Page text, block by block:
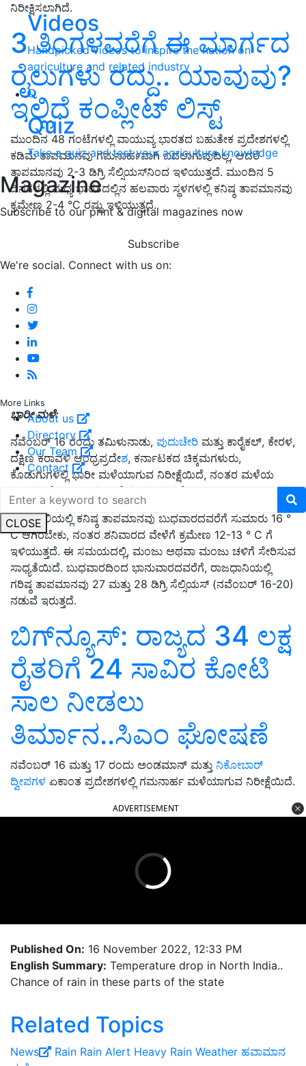
Videos
Handpicked videos to inspire the nation on
agriculture and related industry
Quiz
Take a quiz and test your agriculture knowledge
Magazine
Subscribe to our print & digital magazines now
Subscribe
We're social. Connect with us on:
More Links
About us
Directory
Our Team
Contact
CLOSE
ನಿರೀಕ್ಷಿಸಲಾಗಿದೆ.
3 ತಿಂಗಳವರೆಗೆ ಈ ಮಾರ್ಗದ
ರೈಲುಗಳು ರದ್ದು.. ಯಾವುವು?
ಇಲ್ಲಿದೆ ಕಂಪ್ಲೀಟ್‌ ಲಿಸ್ಟ್‌
ಮುಂದಿನ 48 ಗಂಟೆಗಳಲ್ಲಿ ವಾಯುವ್ಯ ಭಾರತದ ಬಹುತೇಕ ಪ್ರದೇಶಗಳಲ್ಲಿ
ಕಡಿಮೆ ತಾಪಮಾನವು ಗಮನಾರ್ಹವಾಗಿ ಬದಲಾಗುವುದಿಲ್ಲ, ಆದರೆ
ತಾಪಮಾನವು 2-3 ಡಿಗ್ರಿ ಸೆಲ್ಸಿಯಸ್‌ನಿಂದ ಇಳಿಯುತ್ತದೆ. ಮುಂದಿನ 5
ದಿನಗಳಲ್ಲಿ ಮಧ್ಯ ಭಾರತದಲ್ಲಿನ ಹಲವಾರು ಸ್ಥಳಗಳಲ್ಲಿ ಕನಿಷ್ಠ ತಾಪಮಾನವು
ಕ್ರಮೇಣ 2-4 °C ರಷ್ಟು ಇಳಿಯುತ್ತದೆ.
ಭಾರೀ ಮಳೆ:
ನವೆಂಬರ್ 16 ರಂದು ತಮಿಳುನಾಡು, ಪುದುಚೇರಿ ಮತ್ತು ಕಾರೈಕಲ್, ಕೇರಳ,
ದಕ್ಷಿಣ ಕರಾವಳಿ ಆಂಧ್ರಪ್ರದೇಶ, ಕರ್ನಾಟಕದ ಚಿಕ್ಕಮಗಳುರು,
ಕೊಡುಗುಗಳಲ್ಲಿ ಭಾರೀ ಮಳೆಯಾಗುವ ನಿರೀಕ್ಷೆಯಿದೆ, ನಂತರ ಮಳೆಯ
ಚಟುವಟಿಕೆಯಲ್ಲಿ ತೀವ್ರ ಇಳಿಕೆ ಕಂಡುಬರುತ್ತದೆ.
ನವದೆಹಲಿಯಲ್ಲಿ ಕನಿಷ್ಠ ತಾಪಮಾನವು ಬುಧವಾರದವರೆಗೆ ಸುಮಾರು 16 °
C ಆಗಿರಬೇಕು, ನಂತರ ಶನಿವಾರದ ವೇಳೆಗೆ ಕ್ರಮೇಣ 12-13 ° C ಗೆ
ಇಳಿಯುತ್ತದೆ. ಈ ಸಮಯದಲ್ಲಿ, ಮಂಜು ಅಥವಾ ಮಂಜು ಚಳಿಗೆ ಸೇರಿಸುವ
ಸಾಧ್ಯತೆಯಿದೆ. ಬುಧವಾರದಿಂದ ಭಾನುವಾರದವರೆಗೆ, ರಾಜಧಾನಿಯಲ್ಲಿ
ಗರಿಷ್ಠ ತಾಪಮಾನವು 27 ಮತ್ತು 28 ಡಿಗ್ರಿ ಸೆಲ್ಸಿಯಸ್ (ನವೆಂಬರ್ 16-20)
ನಡುವೆ ಇರುತ್ತದೆ.
ಬಿಗ್‌ನ್ಯೂಸ್‌: ರಾಜ್ಯದ 34 ಲಕ್ಷ
ರೈತರಿಗೆ 24 ಸಾವಿರ ಕೋಟಿ
ಸಾಲ ನೀಡಲು
ತಿರ್ಮಾನ..ಸಿಎಂ ಘೋಷಣೆ
ನವೆಂಬರ್ 16 ಮತ್ತು 17 ರಂದು ಅಂಡಮಾನ್ ಮತ್ತು ನಿಕೋಬಾರ್
ದ್ವೀಪಗಳ ಏಕಾಂತ ಪ್ರದೇಶಗಳಲ್ಲಿ ಗಮನಾರ್ಹ ಮಳೆಯಾಗುವ ನಿರೀಕ್ಷೆಯಿದೆ.
ADVERTISEMENT
Published On: 16 November 2022, 12:33 PM
English Summary: Temperature drop in North India..
Chance of rain in these parts of the state
Related Topics
News Rain Rain Alert Heavy Rain Weather ಹವಾಮಾನ